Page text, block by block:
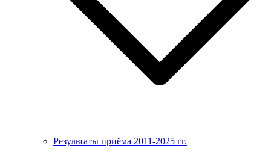
Результаты приёма 2011-2025 гг.